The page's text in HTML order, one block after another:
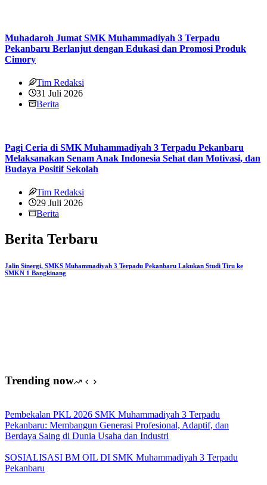
Muhadaroh Jumat SMK Muhammadiyah 3 Terpadu
Pekanbaru Berlanjut dengan Edukasi dan Promosi Produk
Cimory
Tim Redaksi
31 Juli 2026
Berita
Pagi Ceria di SMK Muhammadiyah 3 Terpadu Pekanbaru
Melaksanakan Senam Anak Indonesia Sehat dan Motivasi, dan
Budaya Positif Sekolah
Tim Redaksi
29 Juli 2026
Berita
Berita Terbaru
Jalin Sinergi, SMKS Muhammadiyah 3 Terpadu Pekanbaru Lakukan Studi Tiru ke
SMKN 1 Bangkinang
Trending now
Pembekalan PKL 2026 SMK Muhammadiyah 3 Terpadu
Pekanbaru: Membangun Generasi Profesional, Adaptif, dan
Berdaya Saing di Dunia Usaha dan Industri
SOSIALISASI BM OIL DI SMK Muhammadiyah 3 Terpadu
Pekanbaru